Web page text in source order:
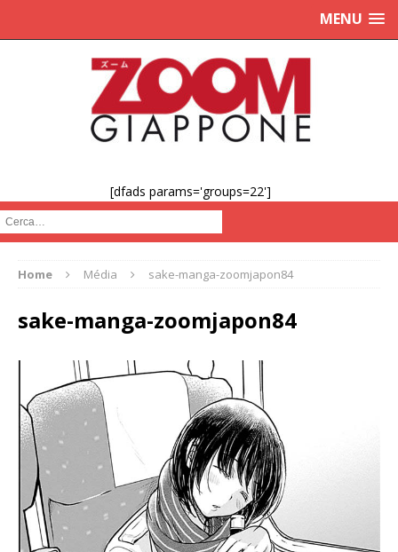
MENU
[dfads params='groups=22']
Cerca :
Home Média sake-manga-zoomjapon84
sake-manga-zoomjapon84